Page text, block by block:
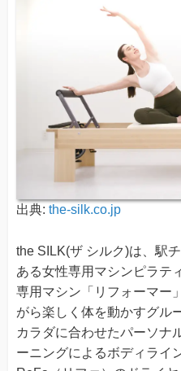
出典: the-silk.co.jp
the SILK(ザ シルク)は、駅
ある女性専用マシンピラテ
専用マシン「リフォーマー
がら楽しく体を動かすグル
カラダに合わせたパーソナ
ーニングによるボディライ